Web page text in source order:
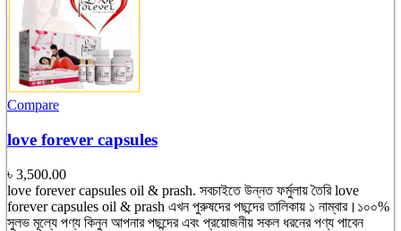
Compare
love forever capsules
৳ 3,500.00
love forever capsules oil & prash. সবচাইতে উন্নত ফর্মুলায় তৈরি love
forever capsules oil & prash এখন পুরুষদের পছন্দের তালিকায় ১ নাম্বার।১০০%
সুলভ মূল্যে পণ্য কিনুন আপনার পছন্দের এবং প্রয়োজনীয় সকল ধরনের পণ্য পাবেন